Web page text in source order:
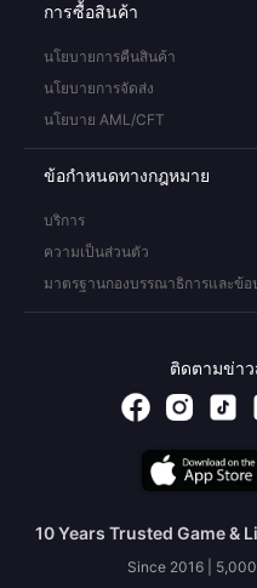
การซื้อสินค้า
นโยบายการคืนสินค้า
นโยบายการจัดส่ง
นโยบาย AML/CFT
ข้อกำหนดทางกฎหมาย
บริการ
ความเป็นส่วนตัว
มาตรฐานกองบรรณาธิการและข้
ติดตามข่าว
10 Years Trusted Game &
Since 2016 |